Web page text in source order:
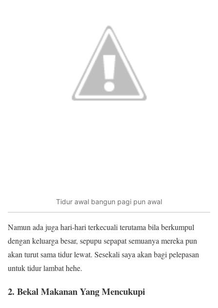
Tidur awal bangun pagi pun awal
Namun ada juga hari-hari terkecuali terutama bila berkumpul
dengan keluarga besar, sepupu sepapat semuanya mereka pun
akan turut sama tidur lewat. Sesekali saya akan bagi pelepasan
untuk tidur lambat hehe.
2. Bekal Makanan Yang Mencukupi